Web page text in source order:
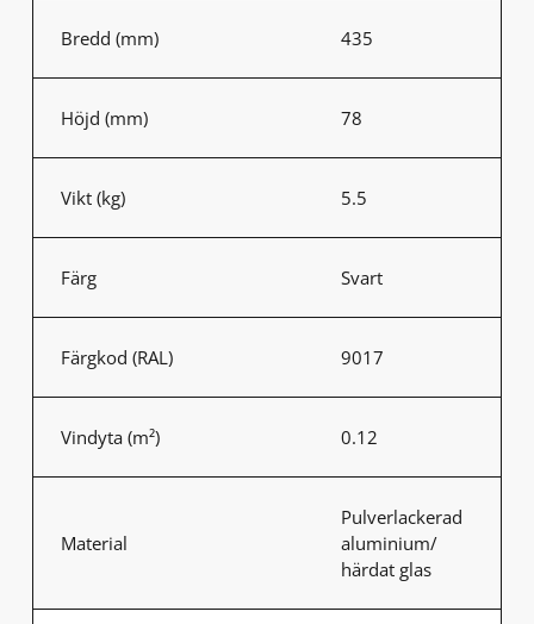
Bredd (mm) 435
Höjd (mm) 78
Vikt (kg) 5.5
Färg Svart
Färgkod (RAL) 9017
Vindyta (m²) 0.12
Material
Pulverlackerad
aluminium/
härdat glas